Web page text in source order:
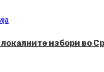
избори во